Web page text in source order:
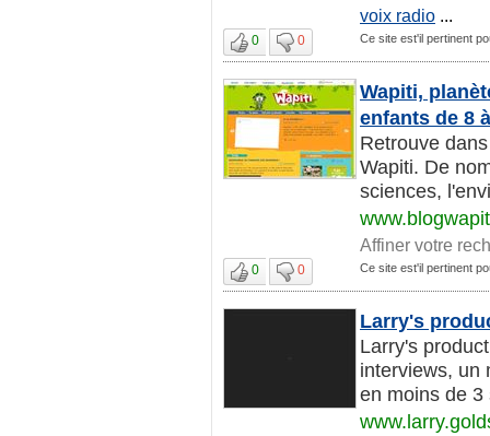
voix radio ...
0 0 Ce site est'il pertinent
Wapiti,
enfants de 8
Retrouve
Wapiti. De
sciences,
Affiner votre
0 0 Ce site est'il pertinent
Larry's
Larry's
interviews, un
en moins de 3